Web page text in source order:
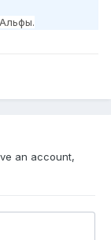
an account,